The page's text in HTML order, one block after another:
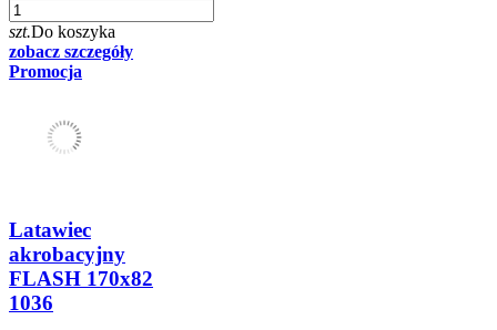
szt.Do koszyka
zobacz szczegóły
Promocja
Latawiec
akrobacyjny
FLASH 170x82
1036